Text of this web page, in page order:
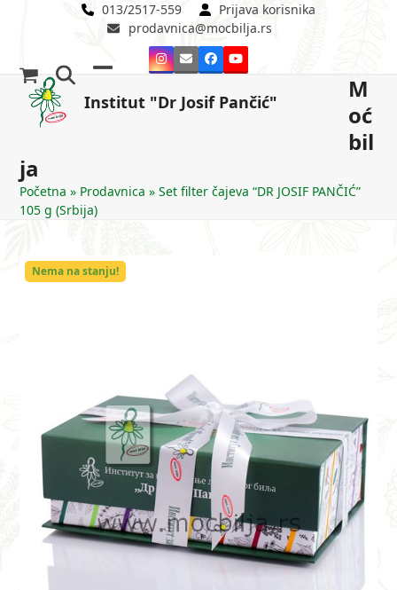
013/2517-559
Prijava korisnika
prodavnica@mocbilja.rs
Instagram
EmailFacebookYouTube
Institut "Dr Josif Pančić"
mobile
mobile
M
oć
bil
ja
Početna » Prodavnica »Set filter čajeva “DR JOSIF PANČIĆ”
105 g (Srbija)
Nema na stanju!